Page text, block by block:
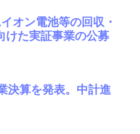
オン電池等の回収・
けた実証事業の公募
決算を発表。中計進